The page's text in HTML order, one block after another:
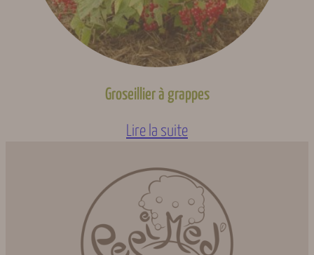
Groseillier à grappes
Lire la suite